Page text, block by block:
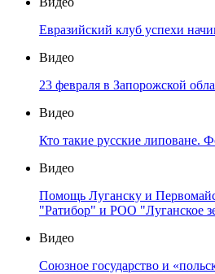
Евразийский клуб успехи
Видео
23 февраля в Запорожской
Видео
Кто такие русские липоване.
Видео
Помощь Луганску и
"Ратибор" и РОО "Луганское
Видео
Союзное государство и